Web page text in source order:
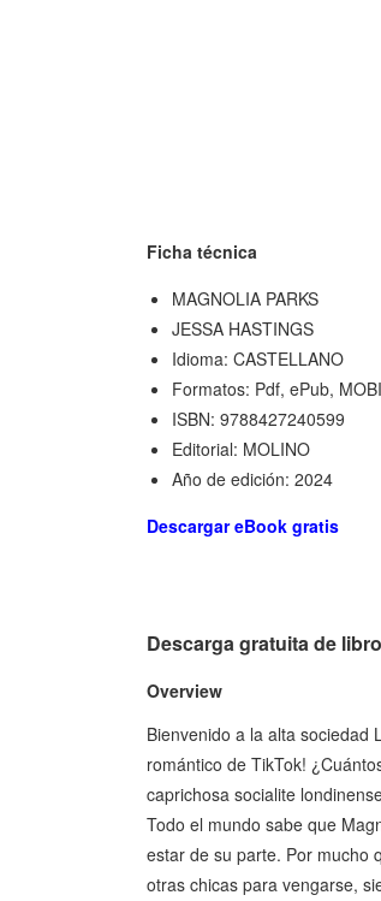
Ficha técnica
MAGNOLIA PARKS
JESSA HASTINGS
Idioma: CASTELLANO
Formatos: Pdf, ePub,
ISBN: 9788427240599
Editorial: MOLINO
Año de edición: 2024
Descargar eBook gratis
Descarga gratuita de
Overview
Bienvenido a la alta sociedad
romántico de TikTok!
caprichosa socialite
Todo el mundo sabe que
estar de su parte. Por mucho
otras chicas para vengarse,